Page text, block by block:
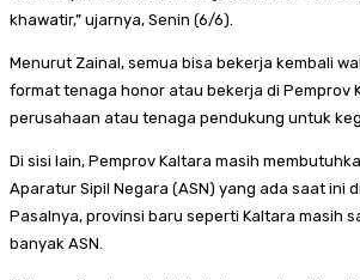
khawatir,” ujarnya, Senin (6/6).
Menurut Zainal, semua bisa bekerja kembali
format tenaga honor atau bekerja di Pemprov
perusahaan atau tenaga pendukung untuk
Di sisi lain, Pemprov Kaltara masih
Aparatur Sipil Negara (ASN) yang ada saat ini
Pasalnya, provinsi baru seperti Kaltara masih
banyak ASN.